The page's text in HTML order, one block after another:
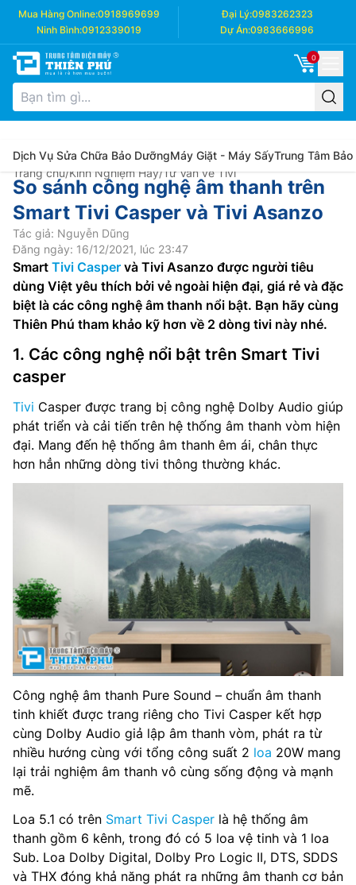
Mua Hàng Online:0918969699 Đại Lý:0983262323
Ninh Bình:0912339019 Dự Án:0983666996
0
Dịch Vụ Sửa Chữa Bảo DưỡngMáy Giặt - Máy SấyTrung Tâm Bảo
Trang chủ/Kinh Nghiệm Hay/Tư Vấn về Tivi
So sánh công nghệ âm thanh trên
Smart Tivi Casper và Tivi Asanzo
Tác giả: Nguyễn Dũng
Đăng ngày: 16/12/2021, lúc 23:47
Smart Tivi Casper và Tivi Asanzo được người tiêu
dùng Việt yêu thích bởi vẻ ngoài hiện đại, giá rẻ và đặc
biệt là các công nghệ âm thanh nổi bật. Bạn hãy cùng
Thiên Phú tham khảo kỹ hơn về 2 dòng tivi này nhé.
1. Các công nghệ nổi bật trên Smart Tivi
casper
Tivi Casper được trang bị công nghệ Dolby Audio giúp
phát triển và cải tiến trên hệ thống âm thanh vòm hiện
đại. Mang đến hệ thống âm thanh êm ái, chân thực
hơn hẳn những dòng tivi thông thường khác.
Công nghệ âm thanh Pure Sound – chuẩn âm thanh
tinh khiết được trang riêng cho Tivi Casper kết hợp
cùng Dolby Audio giả lập âm thanh vòm, phát ra từ
nhiều hướng cùng với tổng công suất 2 loa 20W mang
lại trải nghiệm âm thanh vô cùng sống động và mạnh
mẽ.
Loa 5.1 có trên Smart Tivi Casper là hệ thống âm
thanh gồm 6 kênh, trong đó có 5 loa vệ tinh và 1 loa
Sub. Loa Dolby Digital, Dolby Pro Logic II, DTS, SDDS
và THX đóng khả năng phát ra những âm thanh cơ bản